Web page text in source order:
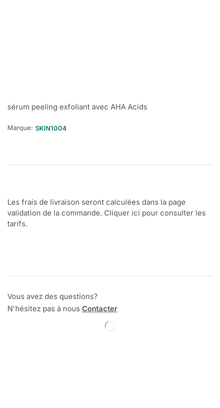
sérum peeling exfoliant avec AHA Acids
Marque: SKIN1004
Les frais de livraison seront calculées dans la page
validation de la commande. Cliquer ici pour consulter les
tarifs.
Vous avez des questions?
N'hésitez pas à nous Contacter